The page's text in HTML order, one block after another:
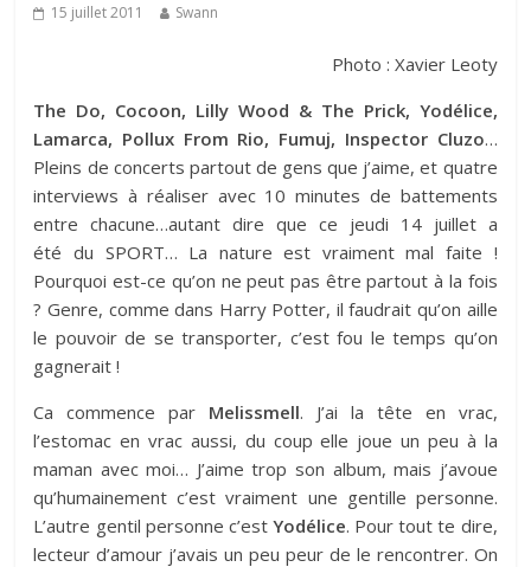
15 juillet 2011 Swann
Photo : Xavier Leoty
The Do, Cocoon, Lilly Wood & The Prick, Yodélice,
Lamarca, Pollux From Rio, Fumuj, Inspector Cluzo…
Pleins de concerts partout de gens que j’aime, et quatre
interviews à réaliser avec 10 minutes de battements
entre chacune…autant dire que ce jeudi 14 juillet a
été du SPORT… La nature est vraiment mal faite !
Pourquoi est-ce qu’on ne peut pas être partout à la fois
? Genre, comme dans Harry Potter, il faudrait qu’on aille
le pouvoir de se transporter, c’est fou le temps qu’on
gagnerait !
Ca commence par Melissmell. J’ai la tête en vrac,
l’estomac en vrac aussi, du coup elle joue un peu à la
maman avec moi… J’aime trop son album, mais j’avoue
qu’humainement c’est vraiment une gentille personne.
L’autre gentil personne c’est Yodélice. Pour tout te dire,
lecteur d’amour j’avais un peu peur de le rencontrer. On